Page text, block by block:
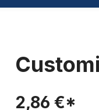
2,86 €*